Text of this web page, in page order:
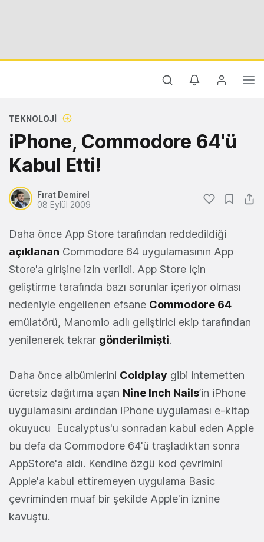
TEKNOLOJI
iPhone, Commodore 64'ü
Kabul Etti!
Fırat Demirel
08 Eylül 2009
Daha önce App Store tarafından reddedildiği
açıklanan Commodore 64 uygulamasının App
Store'a girişine izin verildi. App Store için
geliştirme tarafında bazı sorunlar içeriyor olması
nedeniyle engellenen efsane Commodore 64
emülatörü, Manomio adlı geliştirici ekip tarafından
yenilenerek tekrar gönderilmişti.
Daha önce albümlerini Coldplay gibi internetten
ücretsiz dağıtıma açan Nine Inch Nails’in iPhone
uygulamasını ardından iPhone uygulaması e-kitap
okuyucu Eucalyptus'u sonradan kabul eden Apple
bu defa da Commodore 64'ü traşladıktan sonra
AppStore'a aldı. Kendine özgü kod çevrimini
Apple'a kabul ettiremeyen uygulama Basic
çevriminden muaf bir şekilde Apple'in iznine
kavuştu.